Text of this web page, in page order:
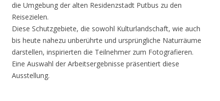
die Umgebung der alten Residenzstadt Putbus zu den
Reisezielen.
Diese Schutzgebiete, die sowohl Kulturlandschaft, wie auch
bis heute nahezu unberührte und ursprüngliche Naturräume
darstellen, inspirierten die Teilnehmer zum Fotografieren.
Eine Auswahl der Arbeitsergebnisse präsentiert diese
Ausstellung.